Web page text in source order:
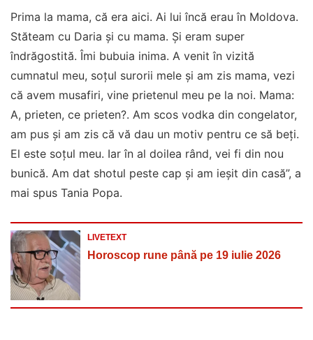
Prima la mama, că era aici. Ai lui încă erau în Moldova.
Stăteam cu Daria și cu mama. Și eram super
îndrăgostită. Îmi bubuia inima. A venit în vizită
cumnatul meu, soțul surorii mele și am zis mama, vezi
că avem musafiri, vine prietenul meu pe la noi. Mama:
A, prieten, ce prieten?. Am scos vodka din congelator,
am pus și am zis că vă dau un motiv pentru ce să beți.
El este soțul meu. Iar în al doilea rând, vei fi din nou
bunică. Am dat shotul peste cap și am ieșit din casă”, a
mai spus Tania Popa.
LIVETEXT
Horoscop rune până pe 19 iulie 2026